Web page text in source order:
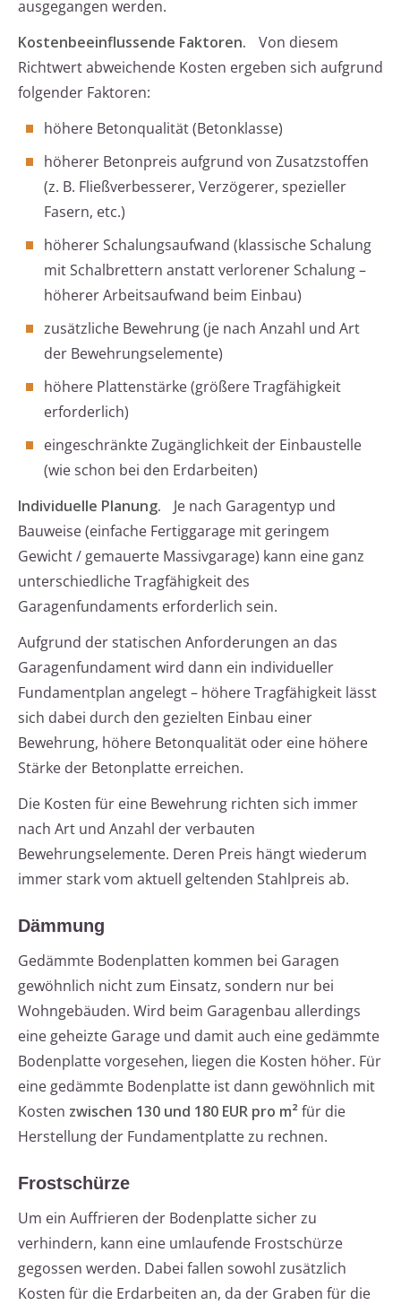
ausgegangen werden.
Kostenbeeinflussende Faktoren.
Von diesem
Richtwert abweichende Kosten ergeben sich aufgrund
folgender Faktoren:
höhere Betonqualität (Betonklasse)
höherer Betonpreis aufgrund von Zusatzstoffen
(z. B. Fließverbesserer, Verzögerer, spezieller
Fasern, etc.)
höherer Schalungsaufwand (klassische Schalung
mit Schalbrettern anstatt verlorener Schalung –
höherer Arbeitsaufwand beim Einbau)
zusätzliche Bewehrung (je nach Anzahl und Art
der Bewehrungselemente)
höhere Plattenstärke (größere Tragfähigkeit
erforderlich)
eingeschränkte Zugänglichkeit der Einbaustelle
(wie schon bei den Erdarbeiten)
Individuelle Planung.
Je nach Garagentyp und
Bauweise (einfache Fertiggarage mit geringem
Gewicht / gemauerte Massivgarage) kann eine ganz
unterschiedliche Tragfähigkeit des
Garagenfundaments erforderlich sein.
Aufgrund der statischen Anforderungen an das
Garagenfundament wird dann ein individueller
Fundamentplan angelegt – höhere Tragfähigkeit lässt
sich dabei durch den gezielten Einbau einer
Bewehrung, höhere Betonqualität oder eine höhere
Stärke der Betonplatte erreichen.
Die Kosten für eine Bewehrung richten sich immer
nach Art und Anzahl der verbauten
Bewehrungselemente. Deren Preis hängt wiederum
immer stark vom aktuell geltenden Stahlpreis ab.
Dämmung
Gedämmte Bodenplatten kommen bei Garagen
gewöhnlich nicht zum Einsatz, sondern nur bei
Wohngebäuden. Wird beim Garagenbau allerdings
eine geheizte Garage und damit auch eine gedämmte
Bodenplatte vorgesehen, liegen die Kosten höher. Für
eine gedämmte Bodenplatte ist dann gewöhnlich mit
Kosten zwischen 130 und 180 EUR pro m²für die
Herstellung der Fundamentplatte zu rechnen.
Frostschürze
Um ein Auffrieren der Bodenplatte sicher zu
verhindern, kann eine umlaufende Frostschürze
gegossen werden. Dabei fallen sowohl zusätzlich
Kosten für die Erdarbeiten an, da der Graben für die